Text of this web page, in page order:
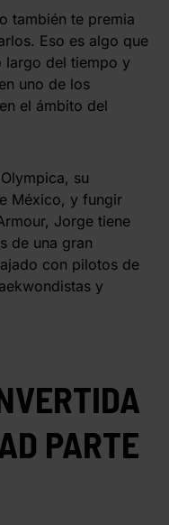
también te premia
Eso es algo que
largo del tiempo y
uno de los
el ámbito del
su
México, y fungir
Jorge tiene
de una gran
con pilotos de
y
PARTE